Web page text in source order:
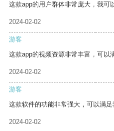
这款app的用户群体非常庞大，我可
2024-02-02
游客
这款app的视频资源非常丰富，可以
2024-02-02
游客
这款软件的功能非常强大，可以满足
2024-02-02